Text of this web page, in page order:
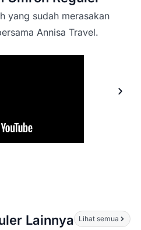
yang sudah merasakan
Annisa Travel.
Lainnya Lihat semua